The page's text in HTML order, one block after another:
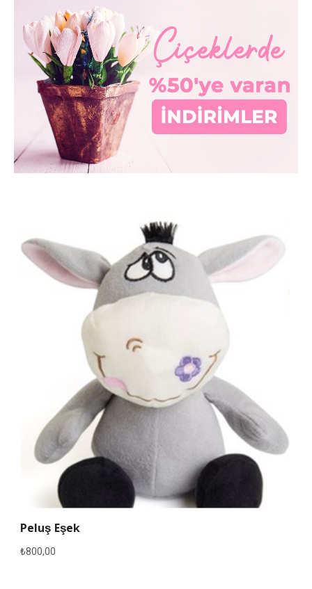
Peluş Eşek
₺800,00